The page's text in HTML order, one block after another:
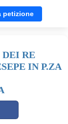
petizione
RE
IN P.ZA